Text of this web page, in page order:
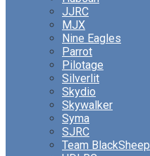
JJRC
MJX
Nine Eagles
Parrot
Pilotage
Silverlit
Skydio
Skywalker
Syma
SJRC
Team BlackSheep